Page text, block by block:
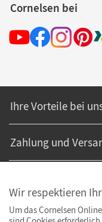
Cornelsen bei
Ihre Vorteile bei
Zahlung und
Wir respektieren
Um das Cornelsen